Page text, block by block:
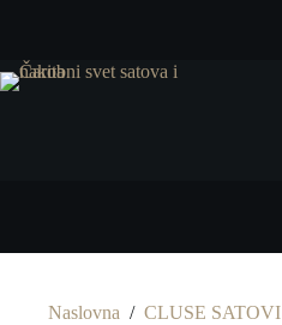
Naslovna / CLUSE SATOVI